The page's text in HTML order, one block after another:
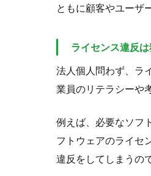
ともに顧客やユーザ
ライセンス違反
法人個人問わず、ラ
業員のリテラシーや
例えば、必要なソフ
フトウェアのライセ
違反をしてしまうので